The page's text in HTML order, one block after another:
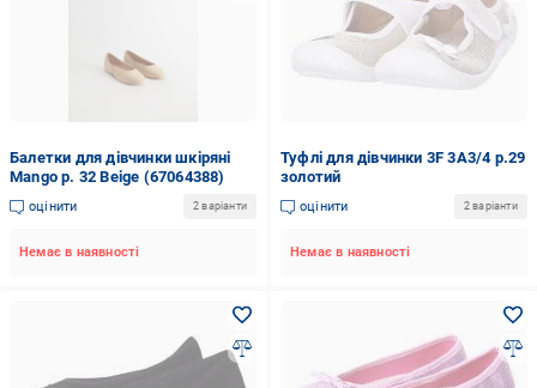
Балетки для дівчинки шкіряні
Mango р. 32 Beige (67064388)
оцінити 2 варіанти
Немає в наявності
Туфлі для дівчинки 3F 3A3/4 р.29
золотий
оцінити 2 варіанти
Немає в наявності